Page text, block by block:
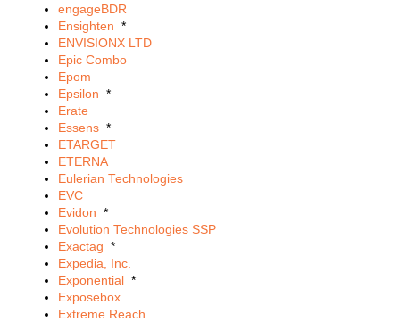
engageBDR
Ensighten *
ENVISIONX LTD
Epic Combo
Epom
Epsilon *
Erate
Essens *
ETARGET
ETERNA
Eulerian Technologies
EVC
Evidon *
Evolution Technologies SSP
Exactag *
Expedia, Inc.
Exponential *
Exposebox
Extreme Reach